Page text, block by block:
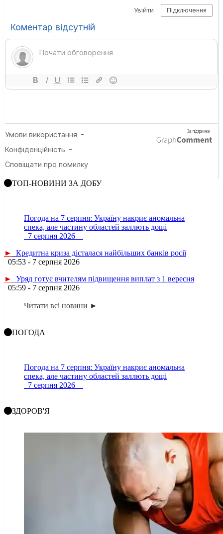
ТОП-НОВИНИ ЗА ДОБУ
Погода на 7 серпня: Україну накриє аномальна
спека, але частину областей заллють дощі
7 серпня 2026
►
Кредитна криза дісталася найбільших банків росії
05:53 - 7 серпня 2026
►
Уряд готує вчителям підвищення виплат з 1 вересня
05:59 - 7 серпня 2026
Читати всі новини ►
ПОГОДА
Погода на 7 серпня: Україну накриє аномальна
спека, але частину областей заллють дощі
7 серпня 2026
ЗДОРОВ'Я